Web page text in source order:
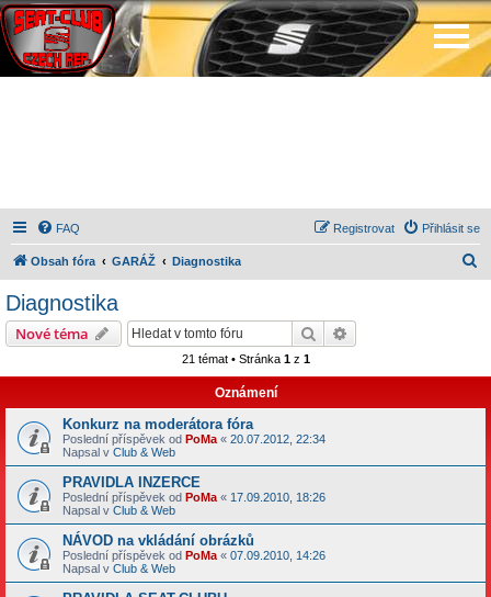
FAQ Přihlásit se
Registrovat
Obsah fóra GARÁŽ Diagnostika
Diagnostika
Nové téma Hledat
21 témat • Stránka 1z 1
Oznámení
Konkurz na moderátora fóra
Poslední příspěvek od PoMa « 20.07.2012, 22:34
Napsal v Club & Web
PRAVIDLA INZERCE
Poslední příspěvek od PoMa « 17.09.2010, 18:26
Napsal v Club & Web
NÁVOD na vkládání obrázků
Poslední příspěvek od PoMa « 07.09.2010, 14:26
Napsal v Club & Web